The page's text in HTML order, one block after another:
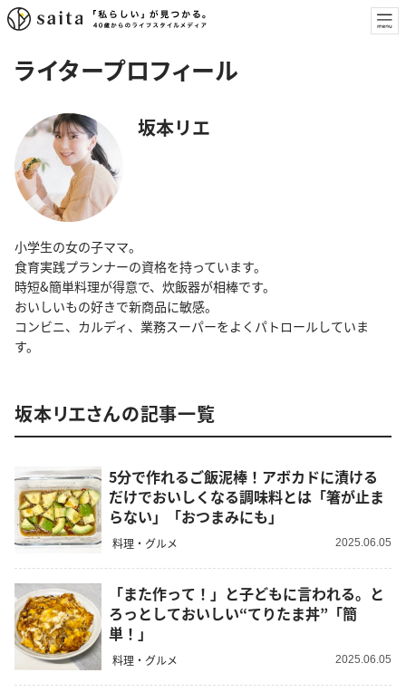
ライタープロフィール
坂本リエ
小学生の女の子ママ。
食育実践プランナーの資格を持っています。
時短&簡単料理が得意で、炊飯器が相棒です。
おいしいもの好きで新商品に敏感。
コンビニ、カルディ、業務スーパーをよくパトロールしていま
す。
坂本リエさんの記事一覧
5分で作れるご飯泥棒！アボカドに漬ける
だけでおいしくなる調味料とは「箸が止ま
らない」「おつまみにも」
料理・グルメ 2025.06.05
「また作って！」と子どもに言われる。と
ろっとしておいしい“てりたま丼”「簡
単！」
料理・グルメ 2025.06.05